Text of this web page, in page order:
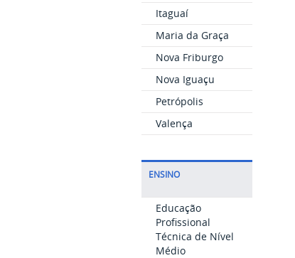
Itaguaí
Maria da Graça
Nova Friburgo
Nova Iguaçu
Petrópolis
Valença
ENSINO
Educação
Profissional
Técnica de Nível
Médio